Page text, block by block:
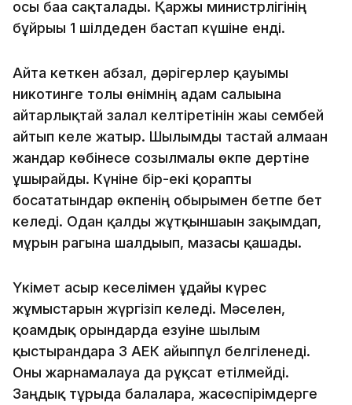
осы баға сақталады. Қаржы министрлігінің
бұйрығы 1 шілдеден бастап күшіне енді.
Айта кеткен абзал, дәрігерлер қауымы
никотинге толы өнімнің адам салығына
айтарлықтай залал келтіретінін жағы сембей
айтып келе жатыр. Шылымды тастай алмаған
жандар көбінесе созылмалы өкпе дертіне
ұшырайды. Күніне бір-екі қорапты
босататындар өкпенің обырымен бетпе бет
келеді. Одан қалды жұтқыншағын зақымдап,
мұрын рагына шалдығып, мазасы қашады.
Үкімет ғасыр кеселімен ұдайы күрес
жұмыстарын жүргізіп келеді. Мәселен,
қоғамдық орындарда езуіне шылым
қыстырғандарға 3 АЕК айыппұл белгіленеді.
Оны жарнамалауға да рұқсат етілмейді.
Заңдық тұрғыда балаларға, жасөспірімдерге